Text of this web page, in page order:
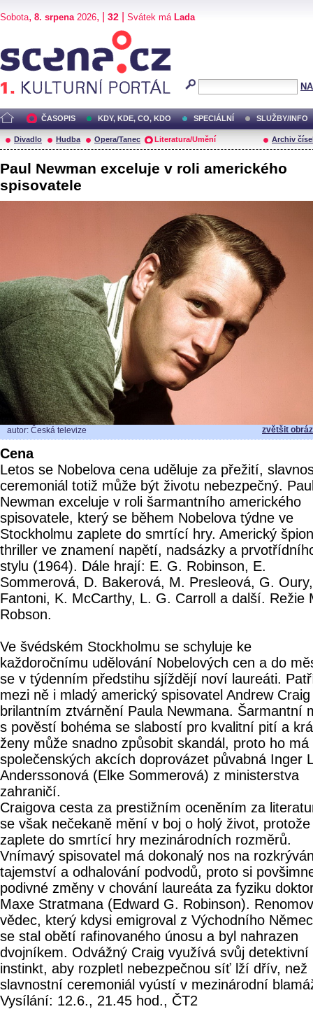
Sobota, 8. srpena2026, | 32 Svátek má Lada
ČASOPIS KDY, KDE, CO, KDO SPECIÁLNÍ SLUŽBY/INFO
Divadlo Hudba Opera/Tanec Literatura/Umění Archiv
Paul Newman exceluje v roli amerického
spisovatele
autor: Česká televize zvětšit
Cena
Letos se Nobelova cena uděluje za přežití,
ceremoniál totiž může být životu nebezpečný.
Newman exceluje v roli šarmantního amerického
spisovatele, který se během Nobelova týdne ve
Stockholmu zaplete do smrtící hry. Americký
thriller ve znamení napětí, nadsázky a
stylu (1964). Dále hrají: E. G. Robinson, E.
Sommerová, D. Bakerová, M. Presleová, G.
Fantoni, K. McCarthy, L. G. Carroll a další. Režie
Robson.
Ve švédském Stockholmu se schyluje ke
každoročnímu udělování Nobelových cen a do
se v týdenním předstihu sjíždějí noví laureáti.
mezi ně i mladý americký spisovatel Andrew
brilantním ztvárnění Paula Newmana. Šarmantní
s pověstí bohéma se slabostí pro kvalitní pití a
ženy může snadno způsobit skandál, proto ho má
společenských akcích doprovázet půvabná Inger
Anderssonová (Elke Sommerová) z ministerstva
zahraničí.
Craigova cesta za prestižním oceněním za
se však nečekaně mění v boj o holý život,
zaplete do smrtící hry mezinárodních rozměrů.
Vnímavý spisovatel má dokonalý nos na
tajemství a odhalování podvodů, proto si
podivné změny v chování laureáta za fyziku
Maxe Stratmana (Edward G. Robinson).
vědec, který kdysi emigroval z Východního
se stal obětí rafinovaného únosu a byl nahrazen
dvojníkem. Odvážný Craig využívá svůj detektivní
instinkt, aby rozpletl nebezpečnou síť lží dřív, než
slavnostní ceremoniál vyústí v mezinárodní
Vysílání: 12.6., 21.45 hod., ČT2